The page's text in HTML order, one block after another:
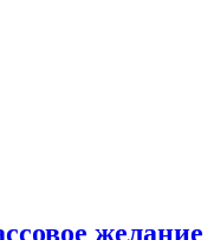
желание